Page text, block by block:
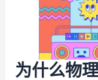
为什么物